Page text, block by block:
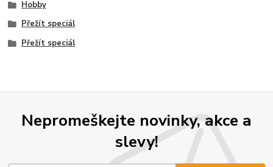
Hobby
Přežít speciál
Přežít speciál
Nepromeškejte novinky, akce a
slevy!